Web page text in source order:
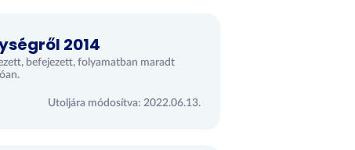
2014
befejezett, folyamatban maradt
Utoljára módosítva: 2022.06.13.